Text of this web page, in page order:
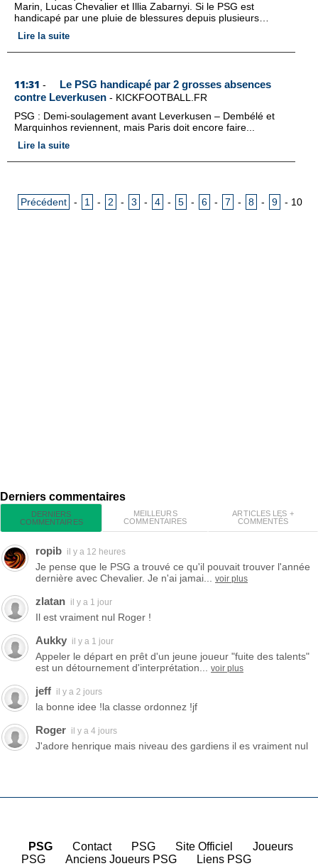
Marin, Lucas Chevalier et Illia Zabarnyi. Si le PSG est
handicapé par une pluie de blessures depuis plusieurs…
Lire la suite
11:31 -
Le PSG handicapé par 2 grosses absences
contre Leverkusen - KICKFOOTBALL.FR
PSG : Demi-soulagement avant Leverkusen – Dembélé et
Marquinhos reviennent, mais Paris doit encore faire...
Lire la suite
Précédent - 1 - 2 - 3 - 4 - 5 - 6 - 7 - 8 - 9 - 10
Derniers commentaires
DERNIERS
COMMENTAIRES
MEILLEURS
COMMENTAIRES
ARTICLES LES +
COMMENTÉS
ropib il y a 12 heures
Je pense que le PSG a trouvé ce qu'il pouvait trouver l'année
dernière avec Chevalier. Je n'ai jamai...
voir plus
zlatan il y a 1 jour
Il est vraiment nul Roger !
Aukky il y a 1 jour
Appeler le départ en prêt d'un jeune joueur "fuite des talents"
est un détournement d'interprétation...
voir plus
jeff il y a 2 jours
la bonne idee !la classe ordonnez !jf
Roger il y a 4 jours
J'adore henrique mais niveau des gardiens il es vraiment nul
PSG Contact PSG Site Officiel
Joueurs
PSG
Anciens Joueurs PSG Liens PSG